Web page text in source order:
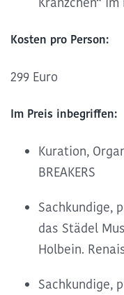
Kosten pro Person:
299 Euro
Im Preis inbegriffen:
Kuration,
BREAKERS
Sachkundige,
das Städel
Holbein.
Sachkundige,